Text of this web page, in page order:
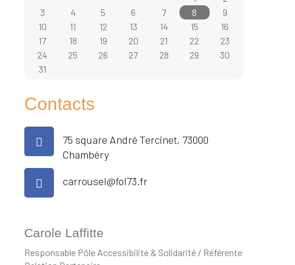
3
4 5 6 7 8
9
10
11 12 13 14 15
16
17
18 19 20 21 22
23
24
25 26 27 28 29
30
31
Contacts
75 square André Tercinet, 73000
Chambéry
carrousel@fol73.fr
Carole Laffitte
Responsable Pôle Accessibilité & Solidarité / Référente